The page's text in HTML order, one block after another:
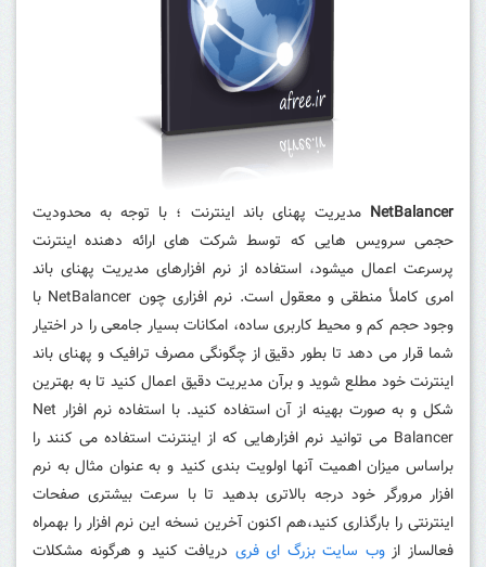
NetBalancer مدیریت پهنای باند اینترنت ؛ با توجه به محدودیت
حجمی سرویس هایی که توسط شرکت های ارائه دهنده اینترنت
پرسرعت اعمال میشود، استفاده از نرم افزارهای مدیریت پهنای باند
امری کاملأ منطقی و معقول است. نرم افزاری چون NetBalancer با
وجود حجم کم و محیط کاربری ساده، امکانات بسیار جامعی را در اختیار
شما قرار می دهد تا بطور دقیق از چگونگی مصرف ترافیک و پهنای باند
اینترنت خود مطلع شوید و برآن مدیریت دقیق اعمال کنید تا به بهترین
شکل و به صورت بهینه از آن استفاده کنید. با استفاده نرم افزار Net
Balancer می توانید نرم افزارهایی که از اینترنت استفاده می کنند را
براساس میزان اهمیت آنها اولویت بندی کنید و به عنوان مثال به نرم
افزار مرورگر خود درجه بالاتری بدهید تا با سرعت بیشتری صفحات
اینترنتی را بارگذاری کنید،هم اکنون آخرین نسخه ایننرم افزار را بهمراه
فعالساز ازوب سایت بزرگ ای فری دریافت کنید و هرگونه مشکلات